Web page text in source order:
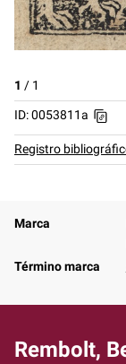
1 / 1
ID: 0053811a
Registro
Marca
Término marca
Rembolt,